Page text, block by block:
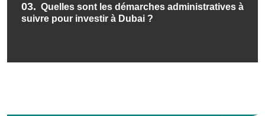
03. Quelles sont les démarches administratives à
suivre pour investir à Dubai ?